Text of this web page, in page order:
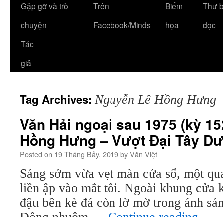
Gặp gỡ và trò
chuyện
Trên
Facebook/Minds
Biếm
họa
Thư
đọc
Tác
giả
Tag Archives: Nguyễn Lê Hồng Hưng
Văn Hải ngoại sau 1975 (kỳ
Hồng Hưng – Vượt Đại Tây
Posted on 19 Tháng Bảy, 2019byVăn Việt
Sáng sớm vừa vẹt màn cửa sổ, một
liền ập vào mắt tôi. Ngoài khung cửa
đậu bên kè đá còn lờ mờ trong ánh